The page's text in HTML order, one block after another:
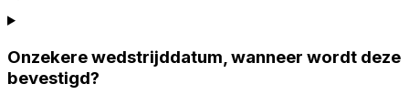
Onzekere wedstrijddatum, wanneer wordt deze
bevestigd?